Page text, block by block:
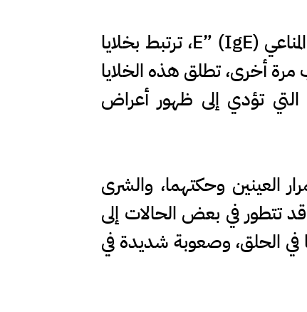
وعند التعرض لهذه المواد، ينتج الجسم أجسامًا مضادة تُعرف باسم “الغلوبولين المناعي E” (IgE)، ترتبط بخلايا
أخرى، تطلق هذه الخلايا
التي تؤدي إلى ظهور أعراض
العينين وحكتهما، والشرى
تتطور في بعض الحالات إلى
في الحلق، وصعوبة شديدة في